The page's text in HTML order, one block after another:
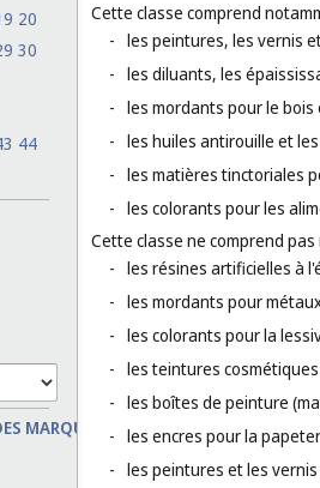
20
30
44
MARQUES
Cette classe comprend
- les peintures, les vernis
- les diluants, les
- les mordants pour le bois
- les huiles antirouille et
- les matières tinctoriales
- les colorants pour les
Cette classe ne comprend
- les résines artificielles à
- les mordants pour
- les colorants pour la
- les teintures
- les boîtes de peinture
- les encres pour la
- les peintures et les